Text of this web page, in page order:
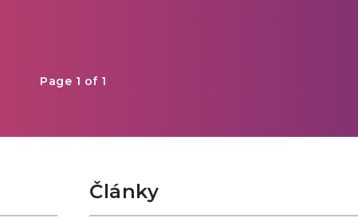
Page 1 of 1
Články